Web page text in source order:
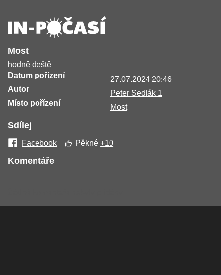
Most
hodně deště
Datum pořízení
27.07.2024 20:46
Autor
Peter Sedlák 1
Místo pořízení
Most
Sdílej
Facebook Pěkné+10
Komentáře